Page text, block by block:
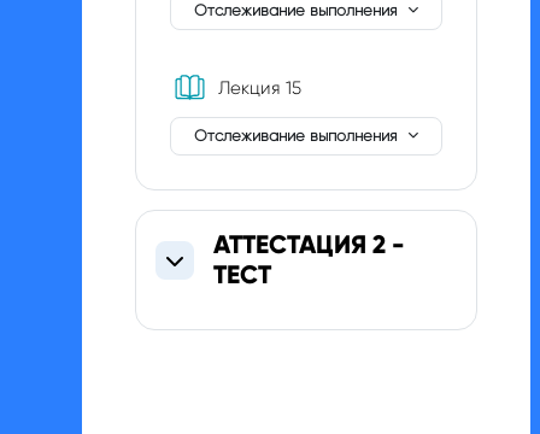
Отслеживание выполнения
Лекция 15Книга
Отслеживание выполнения
Свернуть
АТТЕСТАЦИЯ 2 -
ТЕСТ